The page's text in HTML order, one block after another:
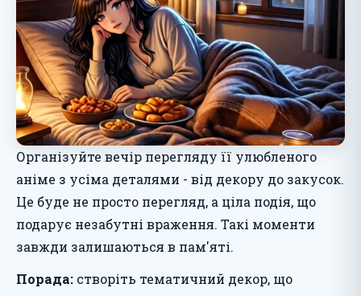
Організуйте вечір перегляду її улюбленого
аніме з усіма деталями - від декору до закусок.
Це буде не просто перегляд, а ціла подія, що
подарує незабутні враження. Такі моменти
завжди залишаються в пам'яті.
Порада: створіть тематичний декор, що